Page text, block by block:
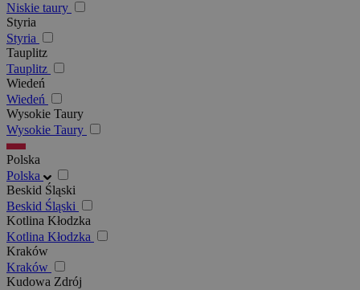
Niskie taury
Styria
Styria
Tauplitz
Tauplitz
Wiedeń
Wiedeń
Wysokie Taury
Wysokie Taury
Polska
Polska
Beskid Śląski
Beskid Śląski
Kotlina Kłodzka
Kotlina Kłodzka
Kraków
Kraków
Kudowa Zdrój